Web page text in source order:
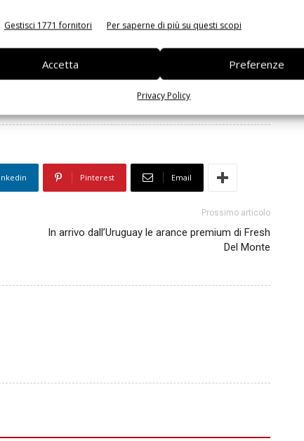
Gestisci 1771 fornitori Per saperne di più su questi scopi
Accetta Preferenze
Privacy Policy
Moreno Armuzzi
Pinterest Email
Prossimo articolo
In arrivo dall’Uruguay le arance premium di Fresh
Del Monte